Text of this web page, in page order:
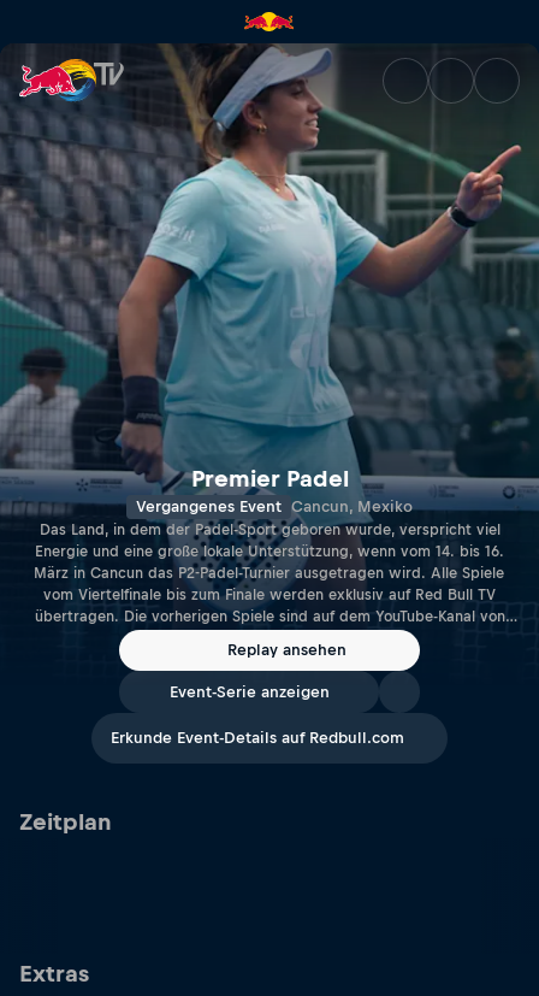
Cancun Premier Padel P2 |
Premier Padel
Vergangenes Event Cancun, Mexiko
Das Land, in dem der Padel-Sport geboren wurde, verspricht viel
Energie und eine große lokale Unterstützung, wenn vom 14. bis 16.
März in Cancun das P2-Padel-Turnier ausgetragen wird. Alle Spiele
vom Viertelfinale bis zum Finale werden exklusiv auf Red Bull TV
übertragen. Die vorherigen Spiele sind auf dem YouTube-Kanal von
Premier Padel zu sehen. Weitere Informationen zu allen Turnieren, wie
z. B. Tickets, Spielpläne, aktuelle Spielstände, Spieler-Updates und alle
Neuigkeiten, findest du auf der Premier Padel Website.
Replay ansehen
Event-Serie anzeigen
Erkunde Event-Details auf Redbull.com
Zeitplan
Extras